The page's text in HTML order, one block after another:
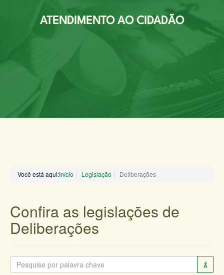
ATENDIMENTO AO CIDADÃO
Você está aqui:Início Legislação Deliberações
Confira as legislações de
Deliberações